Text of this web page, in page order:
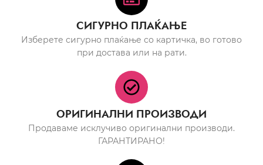
СИГУРНО ПЛАЌАЊЕ
Изберете сигурно плаќање со картичка, во готово
при достава или на рати.
ОРИГИНАЛНИ ПРОИЗВОДИ
Продаваме исклучиво оригинални производи.
ГАРАНТИРАНО!